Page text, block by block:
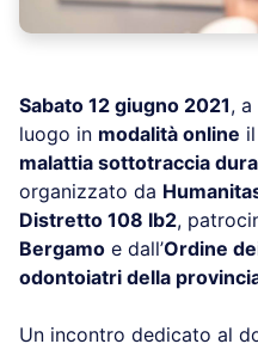
Sabato 12 giugno 2021,
luogo in modalità online
malattia sottotraccia
organizzato da
Distretto 108 Ib2,
Bergamo e dall’Ordine
odontoiatri della
Un incontro dedicato al